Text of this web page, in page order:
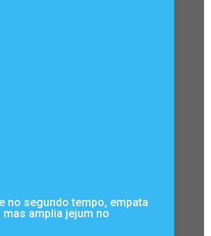
no segundo tempo, empata
amplia jejum no